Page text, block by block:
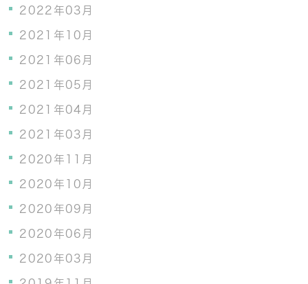
2022年03月
2021年10月
2021年06月
2021年05月
2021年04月
2021年03月
2020年11月
2020年10月
2020年09月
2020年06月
2020年03月